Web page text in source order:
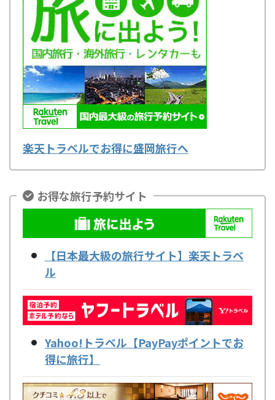
楽天トラベルでお得に盛岡旅行へ
お得な旅行予約サイト
【日本最大級の旅行サイト】楽天トラベ
ル
Yahoo!トラベル【PayPayポイントでお
得に旅行】